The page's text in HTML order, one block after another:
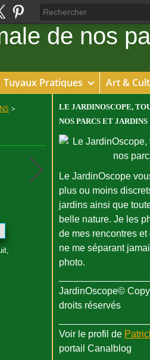
Tuyaux Pratiques Art &
>
LE JARDINOSCOPE,
NOS PARCS ET JARDINS
Le JardinOscope
plus ou moins
jardins ainsi que
belle nature. Je les
de mes rencontres
ne me séparant
photo.
JardinOscope©
droits réservés
Voir le profil de
portail Canalblog